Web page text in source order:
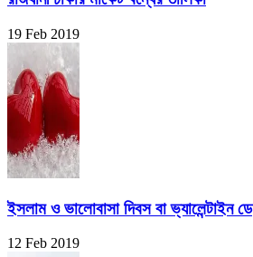
19 Feb 2019
ইসলাম ও ভালোবাসা দিবস বা ভ্যালেন্টাইন ডে
12 Feb 2019